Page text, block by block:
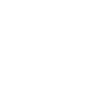
mind a folyamat-,
adatokat és a
minőségének
a költségek
kalibrálására és a
lehet helyettesíteni,
pontosság eléréséhez.